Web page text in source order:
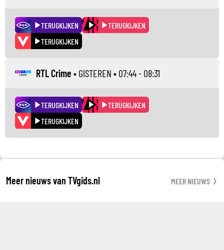
TERUGKIJKEN
TERUGKIJKEN
TERUGKIJKEN
RTL Crime • GISTEREN • 07:44 - 08:31
TERUGKIJKEN
TERUGKIJKEN
TERUGKIJKEN
Meer nieuws van TVgids.nl MEER NIEUWS